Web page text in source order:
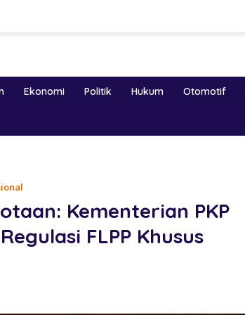
Ekonomi Politik Hukum Otomotif
Kementerian PKP
FLPP Khusus